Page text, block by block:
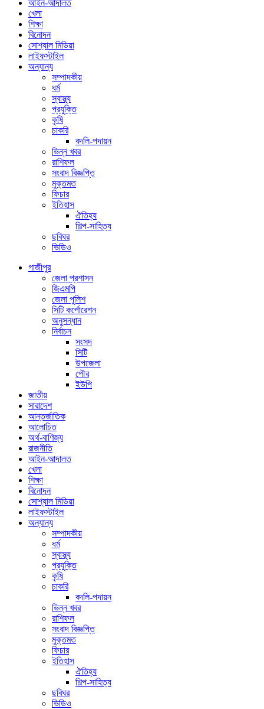
আইন-আদালত
খেলা
শিক্ষা
বিনোদন
সোশ্যাল মিডিয়া
লাইফস্টাইল
অন্যান্য
সম্পাদকীয়
ধর্ম
স্বাস্থ্য
প্রযুক্তি
কৃষি
চাকরি
বদলি-পদায়ন
ভিন্ন খবর
রাশিফল
সংবাদ বিজ্ঞপ্তি
মুক্তমত
ফিচার
ইতিহাস
ঐতিহ্য
শিল্প-সাহিত্য
ছবিঘর
ভিডিও
গাজীপুর
জেলা প্রশাসন
জিএমপি
জেলা পুলিশ
সিটি কর্পোরেশন
অনুসন্ধান
নির্বাচন
সংসদ
সিটি
উপজেলা
পৌর
ইউপি
জাতীয়
সারাদেশ
আন্তর্জাতিক
আলোচিত
অর্থ-বাণিজ্য
রাজনীতি
আইন-আদালত
খেলা
শিক্ষা
বিনোদন
সোশ্যাল মিডিয়া
লাইফস্টাইল
অন্যান্য
সম্পাদকীয়
ধর্ম
স্বাস্থ্য
প্রযুক্তি
কৃষি
চাকরি
বদলি-পদায়ন
ভিন্ন খবর
রাশিফল
সংবাদ বিজ্ঞপ্তি
মুক্তমত
ফিচার
ইতিহাস
ঐতিহ্য
শিল্প-সাহিত্য
ছবিঘর
ভিডিও